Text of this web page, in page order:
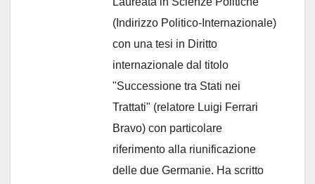
(Indirizzo Politico-Internazionale)
con una tesi in Diritto
internazionale dal titolo
"Successione tra Stati nei
Trattati" (relatore Luigi Ferrari
Bravo) con particolare
riferimento alla riunificazione
delle due Germanie. Ha scritto